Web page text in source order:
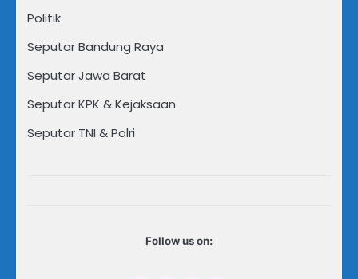
Politik
Seputar Bandung Raya
Seputar Jawa Barat
Seputar KPK & Kejaksaan
Seputar TNI & Polri
Follow us on: